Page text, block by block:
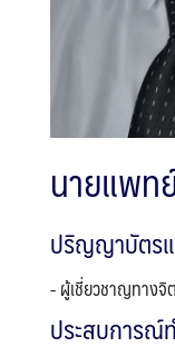
นายแพท
ปริญญาบัตรแ
- ผู้เชี่ยวชาญทางจิ
ประสบการณ์